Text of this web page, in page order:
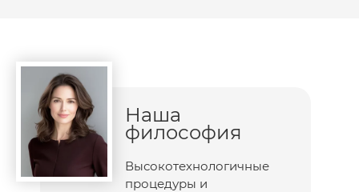
Наша
философия
Высокотехнологичные
процедуры и